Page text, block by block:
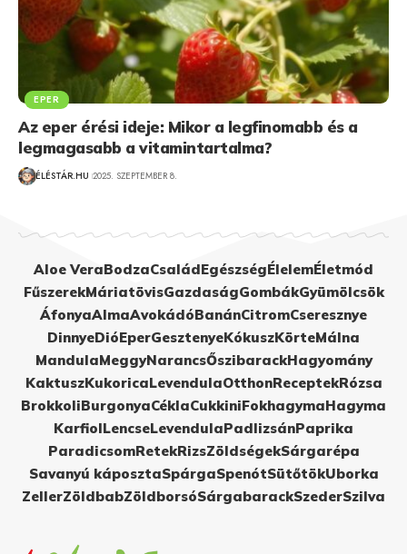
EPER
Az eper érési ideje: Mikor a legfinomabb és a
legmagasabb a vitamintartalma?
ÉLÉSTÁR.HU 2025. SZEPTEMBER 8.
Aloe VeraBodzaCsaládEgészségÉlelemÉletmód
FűszerekMáriatövisGazdaságGombákGyümölcsök
ÁfonyaAlmaAvokádóBanánCitromCseresznye
DinnyeDióEperGesztenyeKókuszKörteMálna
MandulaMeggyNarancsŐszibarackHagyomány
KaktuszKukoricaLevendulaOtthonReceptekRózsa
BrokkoliBurgonyaCéklaCukkiniFokhagymaHagyma
KarfiolLencseLevendulaPadlizsánPaprika
ParadicsomRetekRizsZöldségekSárgarépa
Savanyú káposztaSpárgaSpenótSütőtökUborka
ZellerZöldbabZöldborsóSárgabarackSzederSzilva